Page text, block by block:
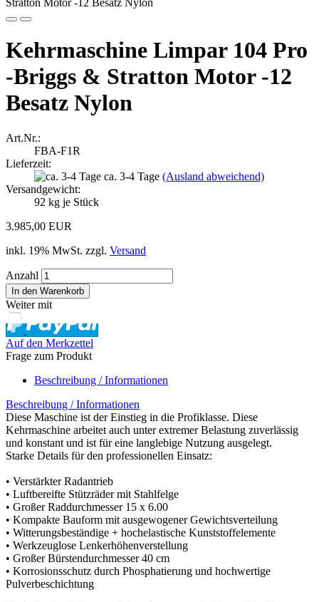
Kehrmaschine Limpar 104 Pro
-Briggs & Stratton Motor -12
Besatz Nylon
Art.Nr.:
FBA-F1R
Lieferzeit:
ca. 3-4 Tage (Ausland abweichend)
Versandgewicht:
92 kg je Stück
3.985,00 EUR
inkl. 19% MwSt. zzgl. Versand
Anzahl
Weiter mit
Auf den Merkzettel
Frage zum Produkt
Beschreibung / Informationen
Beschreibung / Informationen
Diese Maschine ist der Einstieg in die Profiklasse. Diese
Kehrmaschine arbeitet auch unter extremer Belastung zuverlässig
und konstant und ist für eine langlebige Nutzung ausgelegt.
Starke Details für den professionellen Einsatz:
• Verstärkter Radantrieb
• Luftbereifte Stützräder mit Stahlfelge
• Großer Raddurchmesser 15 x 6.00
• Kompakte Bauform mit ausgewogener Gewichtsverteilung
• Witterungsbeständige + hochelastische Kunststoffelemente
• Werkzeuglose Lenkerhöhenverstellung
• Großer Bürstendurchmesser 40 cm
• Korrosionsschutz durch Phosphatierung und hochwertige
Pulverbeschichtung